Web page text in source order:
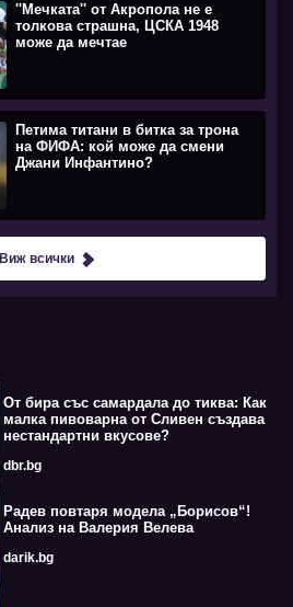
''Мечката'' от Акропола не е
толкова страшна, ЦСКА 1948
може да мечтае
Петима титани в битка за трона
на ФИФА: кой може да смени
Джани Инфантино?
Виж всички
От бира със самардала до тиква: Как
малка пивоварна от Сливен създава
нестандартни вкусове?
dbr.bg
Радев повтаря модела „Борисов“!
Анализ на Валерия Велева
darik.bg